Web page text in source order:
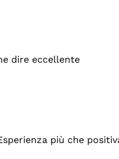
dire eccellente
più che